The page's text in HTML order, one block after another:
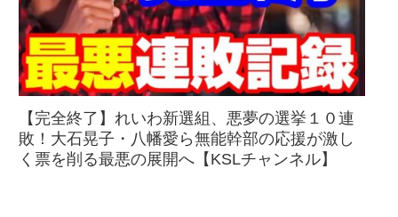
【完全終了】れいわ新選組、悪夢の選挙１０連
敗！大石晃子・八幡愛ら無能幹部の応援が激し
く票を削る最悪の展開へ【KSLチャンネル】